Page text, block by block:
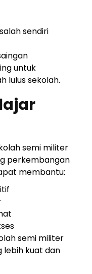
sendiri
untuk
lulus sekolah.
semi militer
perkembangan
membantu:
semi militer
lebih kuat dan